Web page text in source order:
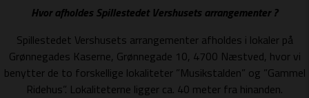
Hvor afholdes Spillestedet Vershusets arrangementer ?
Spillestedet Vershusets arrangementer afholdes i lokaler på
Grønnegades Kaserne, Grønnegade 10, 4700 Næstved, hvor vi
benytter de to forskellige lokaliteter ”Musikstalden” og ”Gammel
Ridehus”. Lokaliteterne ligger ca. 40 meter fra hinanden.